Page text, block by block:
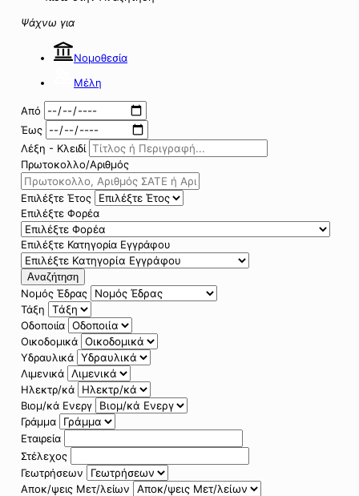
Ψάχνω για
Νομοθεσία
Μέλη
Από
Έως
Λέξη - Κλειδί
Πρωτοκολλο/Αριθμός
Επιλέξτε Έτος
Επιλέξτε Φορέα
Επιλέξτε Κατηγορία Εγγράφου
Αναζήτηση
Νομός Έδρας
Τάξη
Οδοποιία
Οικοδομικά
Υδραυλικά
Λιμενικά
Ηλεκτρ/κά
Βιομ/κά Ενεργ
Γράμμα
Εταιρεία
Στέλεχος
Γεωτρήσεων
Αποκ/ψεις Μετ/λείων